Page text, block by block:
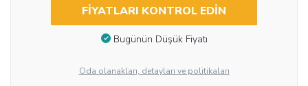
FIYATLARI KONTROL EDIN
Bugünün Düşük Fiyatı
Oda olanakları, detayları ve politikaları